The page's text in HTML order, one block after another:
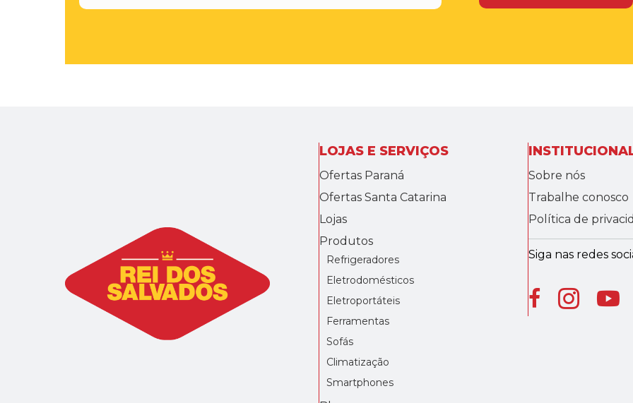
LOJAS E SERVIÇOS
Ofertas Paraná
Ofertas Santa Catarina
Lojas
Produtos
Refrigeradores
Eletrodomésticos
Eletroportáteis
Ferramentas
Sofás
Climatização
Smartphones
Sobre nós
Trabalhe conosco
Política de
Siga nas redes